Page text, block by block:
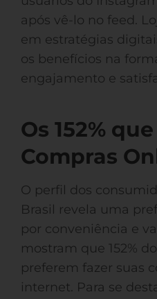
após vê-lo no feed.
em estratégias
os benefícios na
engajamento e
Os 152%
Compras
O perfil dos
Brasil revela uma
por conveniência e
mostram que 152%
preferem fazer suas
internet. Para se